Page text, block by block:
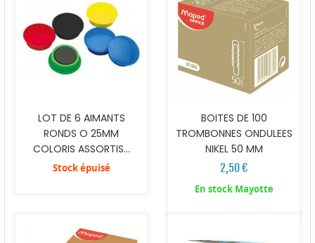
LOT DE 6 AIMANTS
RONDS O 25MM
COLORIS ASSORTIS...
Stock épuisé
BOITES DE 100
TROMBONNES ONDULEES
NIKEL 50 MM
2,50 €
En stock Mayotte